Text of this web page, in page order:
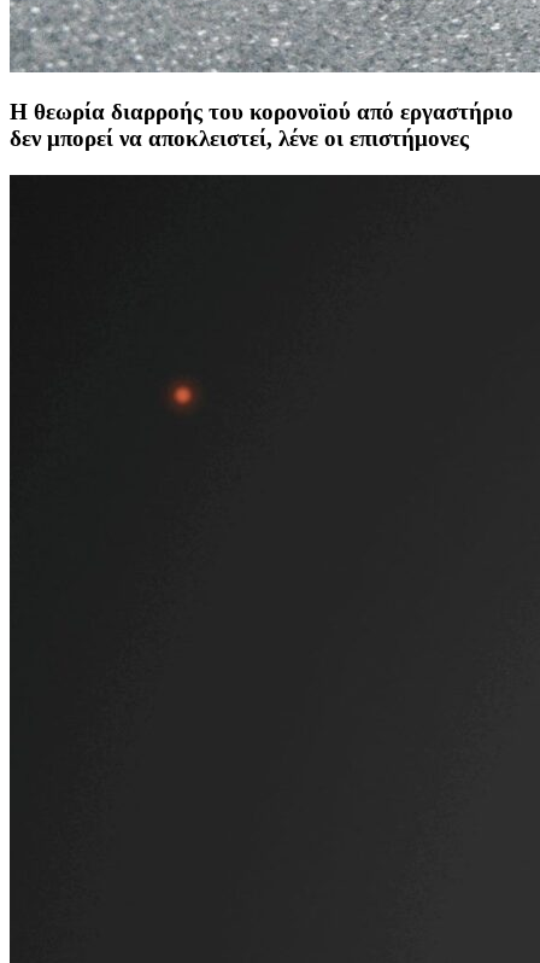
Η θεωρία διαρροής του κορονοϊού από εργαστήριο
δεν μπορεί να αποκλειστεί, λένε οι επιστήμονες